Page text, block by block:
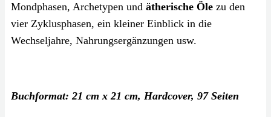
Mondphasen, Archetypen und ätherische Öle zu den
vier Zyklusphasen, ein kleiner Einblick in die
Wechseljahre, Nahrungsergänzungen usw.
Buchformat: 21 cm x 21 cm, Hardcover, 97 Seiten